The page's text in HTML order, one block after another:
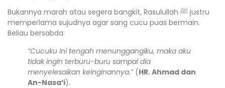
Bukannya marah atau segera bangkit, Rasulullah ﷺ justru
memperlama sujudnya agar sang cucu puas bermain.
Beliau bersabda:
“Cucuku ini tengah menunggangiku, maka aku
tidak ingin terburu-buru sampai dia
menyelesaikan keinginannya.”(HR. Ahmad dan
An-Nasa’i).